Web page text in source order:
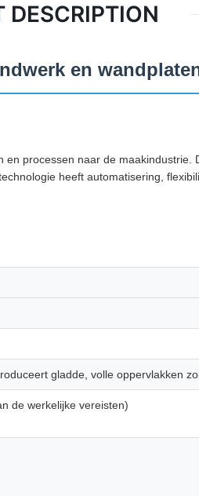
DESCRIPTION
en
processen naar de
heeft automatisering,
gladde, volle oppervlakken
de werkelijke vereisten)